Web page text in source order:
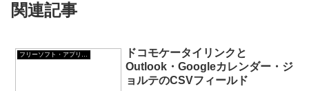
関連記事
ドコモケータイリンクと
Outlook・Googleカレンダー・ジ
ョルテのCSVフィールド